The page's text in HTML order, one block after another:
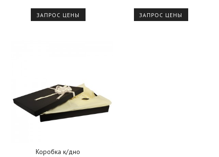
ЗАПРОС ЦЕНЫ ЗАПРОС ЦЕНЫ
Коробка к/дно